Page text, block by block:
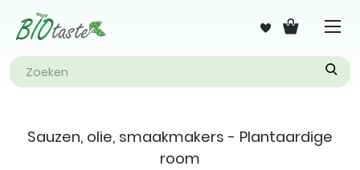
Sauzen, olie, smaakmakers - Plantaardige
room